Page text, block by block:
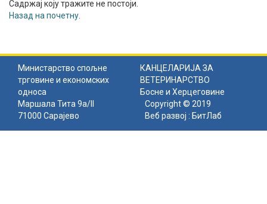
Садржај коју тражите не постоји.
Назад на почетну
Министарство спољне
трговине и економских
односа
КАНЦЕЛАРИЈА ЗА
ВЕТЕРИНАРСТВО
Босне и Херцеговине
Маршала Тита 9а/II
71000 Сарајево
Copyright © 2019
Веб развој : БитЛаб